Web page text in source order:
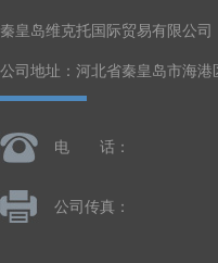
秦皇岛维克托国际贸易有限公司
公司地址：河北省秦皇岛市海
电 话：
公司传真：